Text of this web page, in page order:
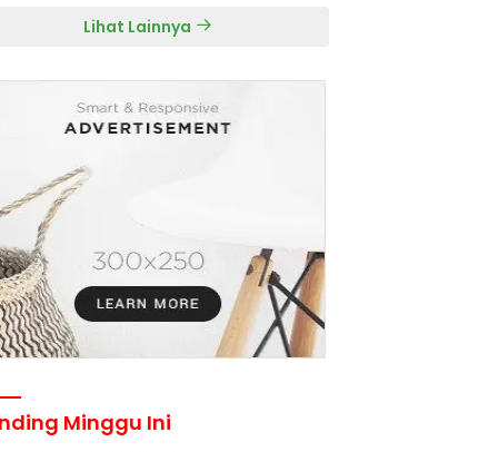
Lihat Lainnya
Minggu Ini